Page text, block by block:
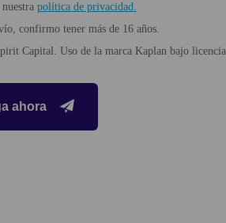
política de privacidad.
confirmo tener más de 16 años.
Capital. Uso de la marca Kaplan bajo licencia.
ahora